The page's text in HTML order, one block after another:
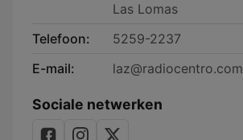
Las Lomas
Telefoon:
5259-2237
E-mail:
laz@radiocentro.com
Sociale netwerken